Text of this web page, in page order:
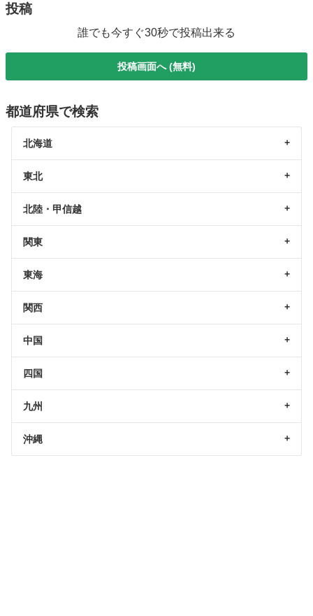
投稿
誰でも今すぐ30秒で投稿出来る
投稿画面へ (無料)
都道府県で検索
北海道
東北
北陸・甲信越
関東
東海
関西
中国
四国
九州
沖縄